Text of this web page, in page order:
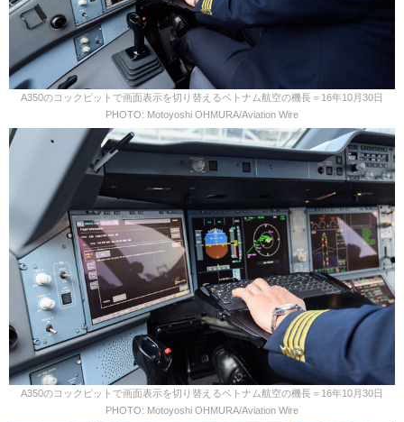
A350のコックピットで画面表示を切り替えるベトナム航空の機長＝16年10月30日
PHOTO: Motoyoshi OHMURA/Aviation Wire
A350のコックピットで画面表示を切り替えるベトナム航空の機長＝16年10月30日
PHOTO: Motoyoshi OHMURA/Aviation Wire